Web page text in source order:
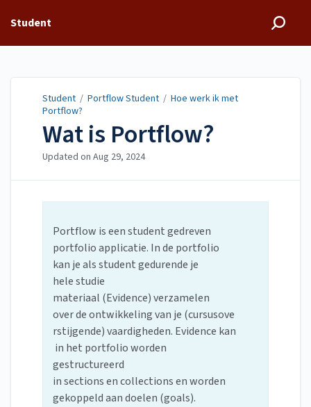
Student
Student / Portflow Student / Hoe werk ik met
Portflow?
Wat is Portflow?
Updated on Aug 29, 2024
Portflow is een student gedreven
portfolio applicatie. In de portfolio
kan je als student gedurende je
hele studie
materiaal (Evidence) verzamelen
over de ontwikkeling van je (cursusove
rstijgende) vaardigheden. Evidence kan
in het portfolio worden
gestructureerd
in sections en collections en worden
gekoppeld aan doelen (goals).